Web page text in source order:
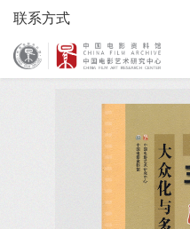
联系方式
首页 /研究 /图书 /图书详细页